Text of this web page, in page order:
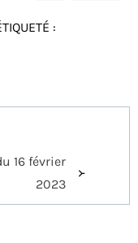
:
16 février
2023